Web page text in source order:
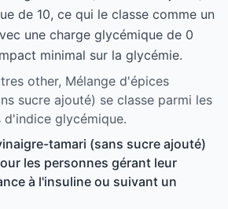
de 10, ce qui le classe comme un
une charge glycémique de 0
minimal sur la glycémie.
other, Mélange d'épices
sucre ajouté) se classe parmi les
d'indice glycémique.
tamari (sans sucre ajouté)
les personnes gérant leur
à l'insuline ou suivant un